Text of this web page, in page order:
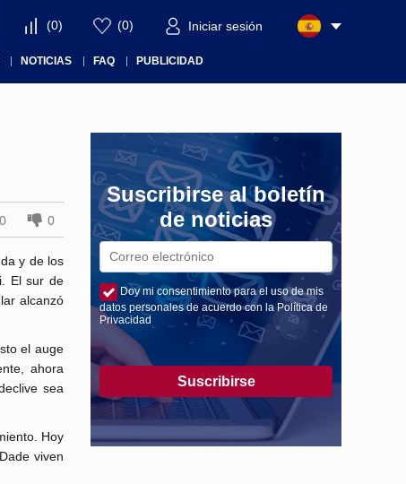
(0) (0) Iniciar sesión
NOTICIAS FAQ PUBLICIDAD
0 0
y de los
El sur de
alcanzó
el auge
ahora
sea
Hoy
viven
Suscribirse al boletín
de noticias
Doy mi consentimiento para el uso de mis
datos personales de acuerdo con la Política de
Privacidad
Suscribirse